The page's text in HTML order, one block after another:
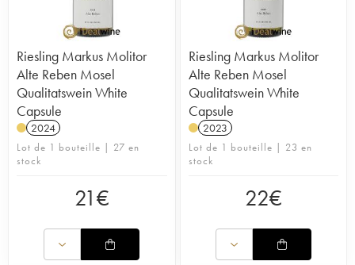
Riesling Markus Molitor
Alte Reben Mosel
Qualitatswein White
Capsule
2024
Lot de 1 bouteille | 27 en
stock
21€
Riesling Markus Molitor
Alte Reben Mosel
Qualitatswein White
Capsule
2023
Lot de 1 bouteille | 23 en
stock
22€